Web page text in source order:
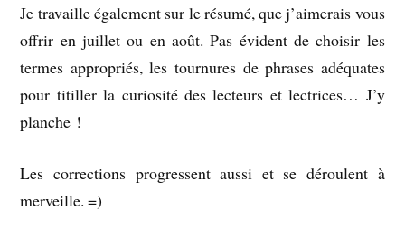
Je travaille également sur le résumé, que j’aimerais vous
offrir en juillet ou en août. Pas évident de choisir les
termes appropriés, les tournures de phrases adéquates
pour titiller la curiosité des lecteurs et lectrices… J’y
planche !
Les corrections progressent aussi et se déroulent à
merveille. =)